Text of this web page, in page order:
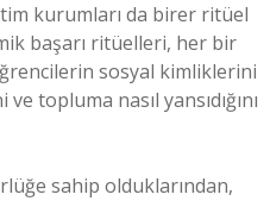
kurumları da birer ritüel
başarı ritüelleri, her bir
sosyal kimliklerini
topluma nasıl yansıdığını
sahip olduklarından,